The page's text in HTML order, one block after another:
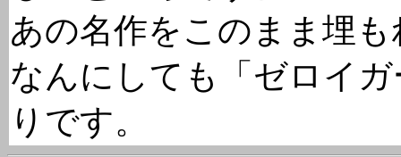
あの名作をこのまま埋
なんにしても「ゼロイ
りです。